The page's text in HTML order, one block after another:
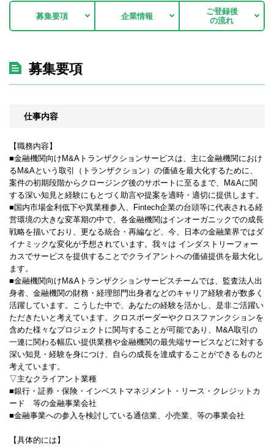
募集要項 企業情報
ご登録後
の流れ
募集要項
仕事内容
【職務内容】
■金融機関向けM&Aトランザクションサービスは、主に金融機関におけ
るM&Aという取引（トランザクション）の価値を最大化するために、
案件の初期段階からクロージング後のサポートに至るまで、M&Aに関
する深い知見と経験にもとづく助言や提案を適時・適切に提供します。
■国内市場金利低下や異業種参入、Fintech企業の台頭等に代表される経
営環境の大きな変革期の中で、各金融機関はインオーガニックでの成長
戦略を描いており、更なる統合・再編など、今、日本の金融業界ではダ
イナミックな変化が予想されています。我々は インダストリーフォー
カスでサービスを提供することでクライアントへの価値提供を最大化し
ます。
■金融機関向けM&Aトランザクションサービスチームでは、監査法人出
身者、金融機関の財務・経理部門出身者などのキャリア経験者が数多く
活躍しています。こうした中で、あなたの経験を活かし、是非ご活躍い
ただきたいと考えています。クロスボーダーやクロスファンクションを
含めた様々なプロジェクトに関与することが可能であり、M&A取引の
一連に関わる幅広い提供業務や金融機関の最先端サービスなどに対する
深い知見・経験を身につけ、自らの成長を達成することができるものと
考えています。
▽主なクライアント業種
■銀行・証券・保険・インベストマネジメント・リース・クレジットカ
ード 等の金融事業会社
■金融事業への参入を検討している通信業、小売業、等の事業会社
【具体的には】